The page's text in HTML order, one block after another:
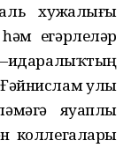
хужалығы
егәрлеләр
улы
яуаплы
коллегалары